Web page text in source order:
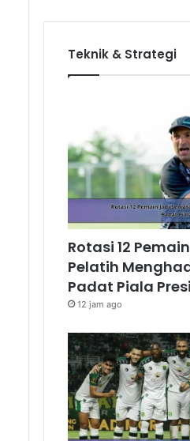
Teknik & Strategi
Rotasi 12
Pelatih
Padat Piala
12 jam ago